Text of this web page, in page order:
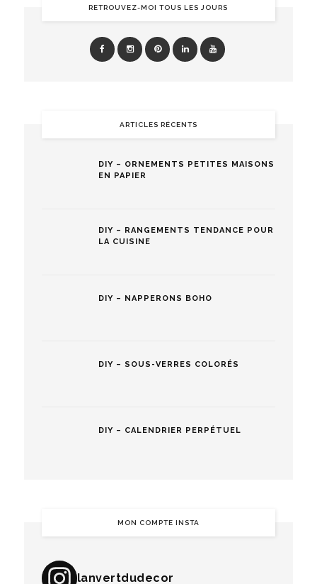
RETROUVEZ-MOI TOUS LES JOURS
ARTICLES RÉCENTS
DIY – ORNEMENTS PETITES MAISONS
EN PAPIER
DIY – RANGEMENTS TENDANCE POUR
LA CUISINE
DIY – NAPPERONS BOHO
DIY – SOUS-VERRES COLORÉS
DIY – CALENDRIER PERPÉTUEL
MON COMPTE INSTA
lanvertdudecor